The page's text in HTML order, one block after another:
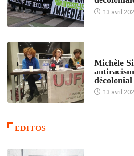
13 avril
Michèle
décolonial
13 avril
EDITOS